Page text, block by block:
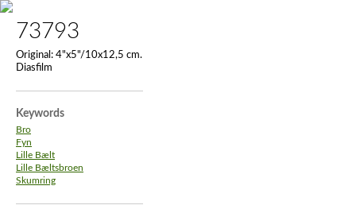
73793
Original: 4"x5"/10x12,5 cm.
Diasfilm
Keywords
Bro
Fyn
Lille Bælt
Lille Bæltsbroen
Skumring